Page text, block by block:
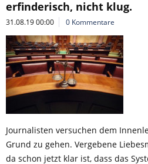
erfinderisch, nicht klug.
31.08.19 00:00 0 Kommentare
Journalisten versuchen dem
Grund zu gehen. Vergebene
da schon jetzt klar ist, dass das